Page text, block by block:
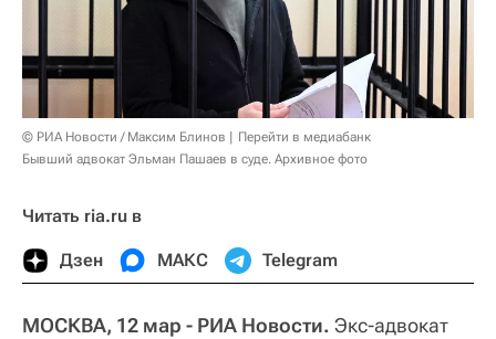
© РИА Новости / Максим Блинов
Перейти в медиабанк
Бывший адвокат Эльман Пашаев в суде. Архивное фото
Читать ria.ru в
Дзен МАКС Telegram
МОСКВА, 12 мар - РИА Новости. Экс-адвокат